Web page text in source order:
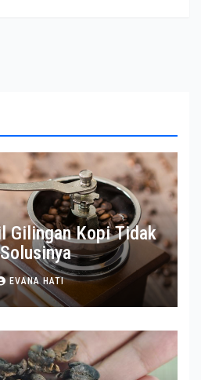
Gilingan Kopi Tidak
EVANA HATI